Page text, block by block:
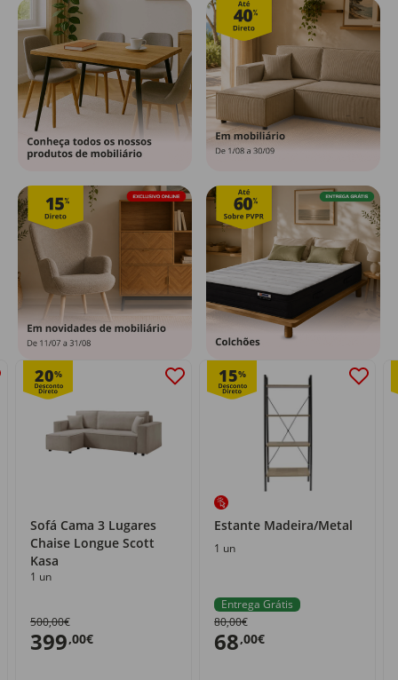
20%
Sofá Cama 3 Lugares
Chaise Longue Scott
Kasa
1 un
500,00€
399,00€
15%
Estante Madeira/Metal
1 un
Entrega Grátis
80,00€
68,00€